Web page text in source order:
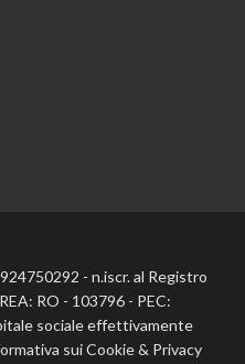
- n.iscr. al Registro
RO - 103796 - PEC:
sociale effettivamente
sui Cookie& Privacy